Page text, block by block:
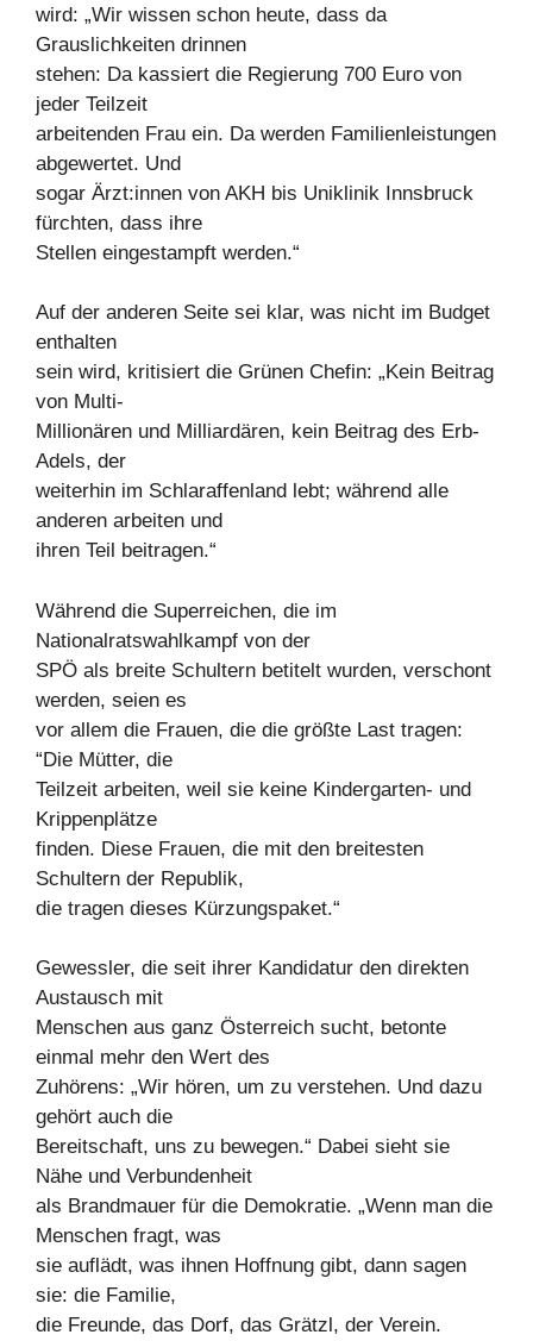
wird: „Wir wissen schon heute, dass da
Grauslichkeiten drinnen
stehen: Da kassiert die Regierung 700 Euro von
jeder Teilzeit
arbeitenden Frau ein. Da werden Familienleistungen
abgewertet. Und
sogar Ärzt:innen von AKH bis Uniklinik Innsbruck
fürchten, dass ihre
Stellen eingestampft werden.“
Auf der anderen Seite sei klar, was nicht im Budget
enthalten
sein wird, kritisiert die Grünen Chefin: „Kein Beitrag
von Multi-
Millionären und Milliardären, kein Beitrag des Erb-
Adels, der
weiterhin im Schlaraffenland lebt; während alle
anderen arbeiten und
ihren Teil beitragen.“
Während die Superreichen, die im
Nationalratswahlkampf von der
SPÖ als breite Schultern betitelt wurden, verschont
werden, seien es
vor allem die Frauen, die die größte Last tragen:
“Die Mütter, die
Teilzeit arbeiten, weil sie keine Kindergarten- und
Krippenplätze
finden. Diese Frauen, die mit den breitesten
Schultern der Republik,
die tragen dieses Kürzungspaket.“
Gewessler, die seit ihrer Kandidatur den direkten
Austausch mit
Menschen aus ganz Österreich sucht, betonte
einmal mehr den Wert des
Zuhörens: „Wir hören, um zu verstehen. Und dazu
gehört auch die
Bereitschaft, uns zu bewegen.“ Dabei sieht sie
Nähe und Verbundenheit
als Brandmauer für die Demokratie. „Wenn man die
Menschen fragt, was
sie auflädt, was ihnen Hoffnung gibt, dann sagen
sie: die Familie,
die Freunde, das Dorf, das Grätzl, der Verein.